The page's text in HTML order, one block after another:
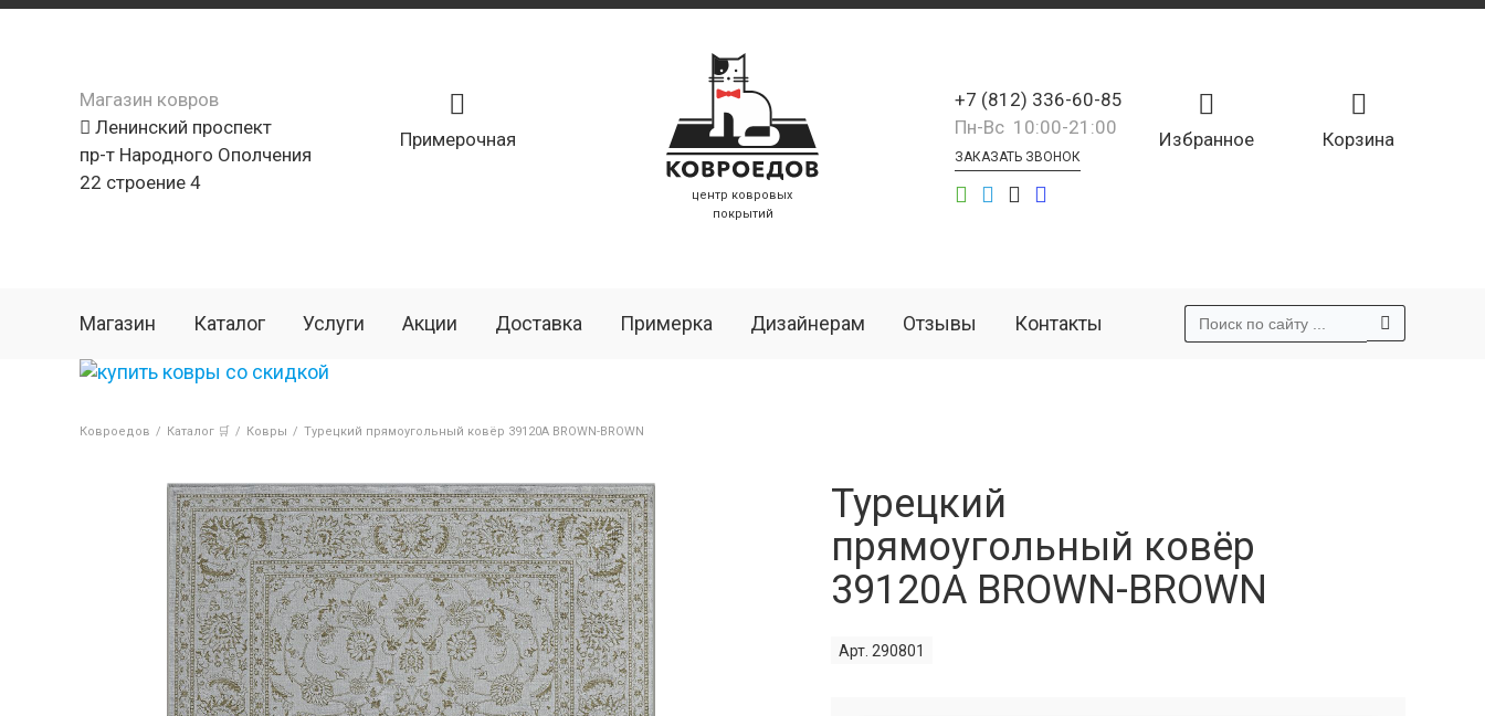
Магазин ковров
Ленинский проспект
пр-т Народного Ополчения
22 строение 4
Примерочная
центр ковровых
покрытий
Корзина
Избранное
+7 (812) 336-60-85
Пн-Вс 10:00-21:00
ЗАКАЗАТЬ ЗВОНОК
Магазин Каталог Услуги Акции Доставка Примерка Дизайнерам Отзывы Контакты
Ковроедов / Каталог 🛒 / Ковры / Турецкий прямоугольный ковёр 39120A BROWN-BROWN
Турецкий
прямоугольный ковёр
39120A BROWN-BROWN
Арт. 290801